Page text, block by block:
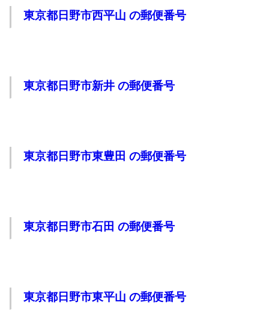
東京都日野市西平山 の郵便番号
東京都日野市新井 の郵便番号
東京都日野市東豊田 の郵便番号
東京都日野市石田 の郵便番号
東京都日野市東平山 の郵便番号